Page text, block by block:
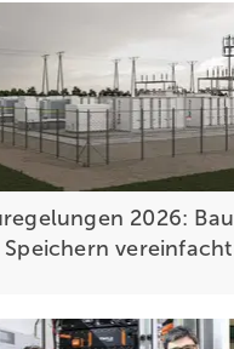
2026: Bau
Speichernvereinfacht